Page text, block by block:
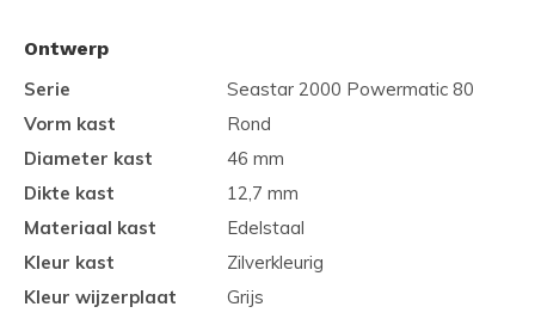
Ontwerp
Serie
Seastar 2000 Powermatic 80
Vorm kast
Rond
Diameter kast
46 mm
Dikte kast
12,7 mm
Materiaal kast
Edelstaal
Kleur kast
Zilverkleurig
Kleur wijzerplaat
Grijs